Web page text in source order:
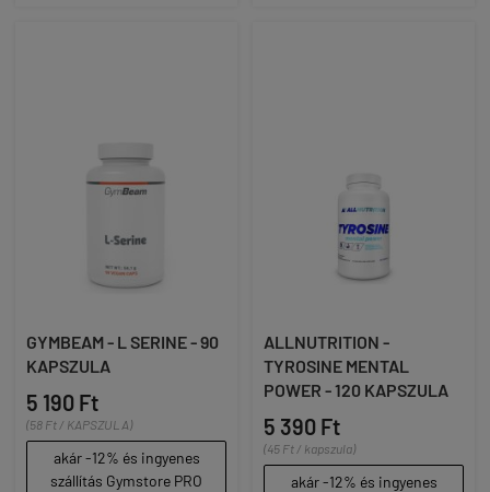
GYMBEAM - L SERINE - 90
KAPSZULA
5 190 Ft
(58 Ft / KAPSZULA)
akár -12% és ingyenes
szállítás Gymstore PRO
ALLNUTRITION -
TYROSINE MENTAL
POWER - 120 KAPSZULA
5 390 Ft
(45 Ft / kapszula)
akár -12% és ingyenes